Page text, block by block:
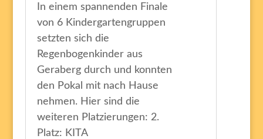
In einem spannenden Finale
von 6 Kindergartengruppen
setzten sich die
Regenbogenkinder aus
Geraberg durch und konnten
den Pokal mit nach Hause
nehmen. Hier sind die
weiteren Platzierungen: 2.
Platz: KITA